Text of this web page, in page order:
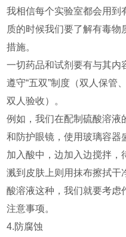
我相信每个实验室都会用到
质的时候我们要了解有毒物
措施。
一切药品和试剂要有与其内
遵守“五双”制度（双人保管
双人验收）。
例如，我们在配制硫酸溶液
和防护眼镜，使用玻璃容器
加入酸中，边加入边搅拌，
溅到皮肤上则用抹布擦拭干
酸溶液这种，我们就要考虑
注意事项。
4.防腐蚀